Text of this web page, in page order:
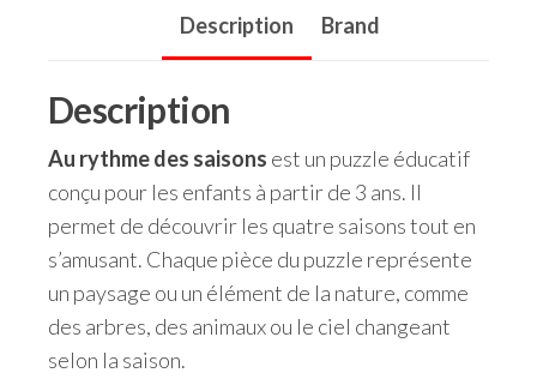
Description Brand
Description
Au rythme des saisons est un puzzle éducatif
conçu pour les enfants à partir de 3 ans. Il
permet de découvrir les quatre saisons tout en
s’amusant. Chaque pièce du puzzle représente
un paysage ou un élément de la nature, comme
des arbres, des animaux ou le ciel changeant
selon la saison.